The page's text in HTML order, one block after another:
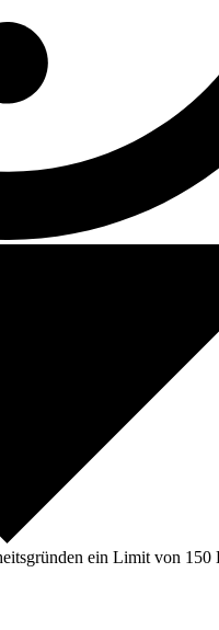
ein Limit von